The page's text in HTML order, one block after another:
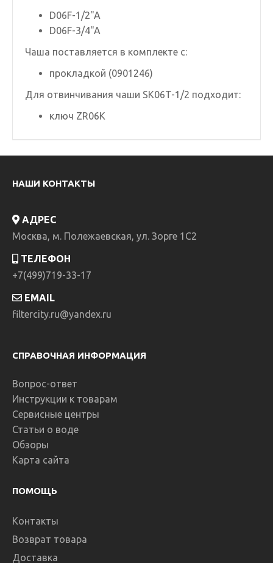
D06F-1/2"A
D06F-3/4"A
Чаша поставляется в комплекте с:
прокладкой (0901246)
Для отвинчивания чаши SK06T-1/2 подходит:
ключ ZR06K
НАШИ КОНТАКТЫ
АДРЕС
Москва, м. Полежаевская, ул. Зорге 1C2
ТЕЛЕФОН
+7(499)719-33-17
EMAIL
filtercity.ru@yandex.ru
СПРАВОЧНАЯ ИНФОРМАЦИЯ
Вопрос-ответ
Инструкции к товарам
Сервисные центры
Статьи о воде
Обзоры
Карта сайта
ПОМОЩЬ
Контакты
Возврат товара
Доставка